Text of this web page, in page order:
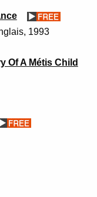
1993
Of A Métis Child